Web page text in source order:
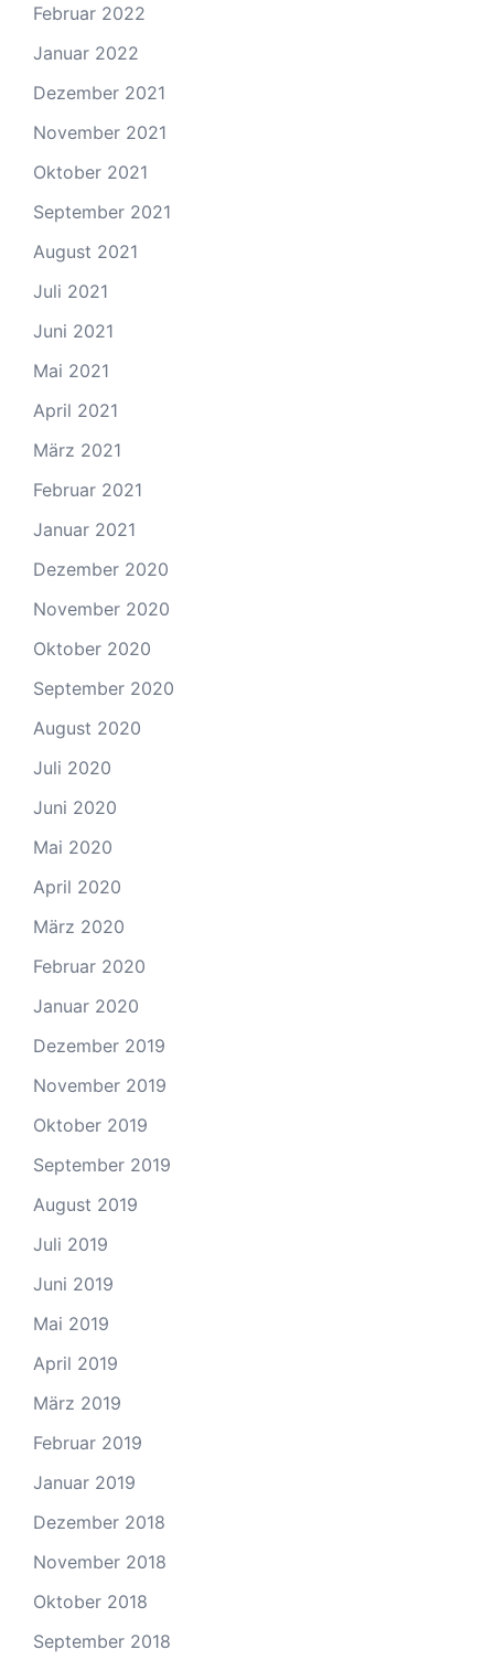
Februar 2022
Januar 2022
Dezember 2021
November 2021
Oktober 2021
September 2021
August 2021
Juli 2021
Juni 2021
Mai 2021
April 2021
März 2021
Februar 2021
Januar 2021
Dezember 2020
November 2020
Oktober 2020
September 2020
August 2020
Juli 2020
Juni 2020
Mai 2020
April 2020
März 2020
Februar 2020
Januar 2020
Dezember 2019
November 2019
Oktober 2019
September 2019
August 2019
Juli 2019
Juni 2019
Mai 2019
April 2019
März 2019
Februar 2019
Januar 2019
Dezember 2018
November 2018
Oktober 2018
September 2018